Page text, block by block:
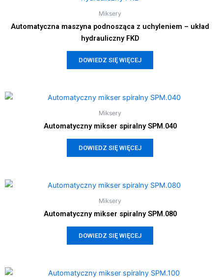
Miksery
Automatyczna maszyna podnosząca z uchyleniem – układ
hydrauliczny FKD
DOWIEDZ SIĘ WIĘCEJ
Miksery
Automatyczny mikser spiralny SPM.040
DOWIEDZ SIĘ WIĘCEJ
Miksery
Automatyczny mikser spiralny SPM.080
DOWIEDZ SIĘ WIĘCEJ